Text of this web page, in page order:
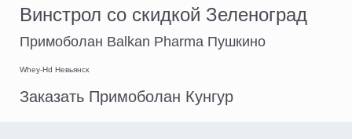
Винстрол со скидкой Зеленоград
Примоболан Balkan Pharma Пушкино
Whey-Hd Невьянск
Заказать Примоболан Кунгур